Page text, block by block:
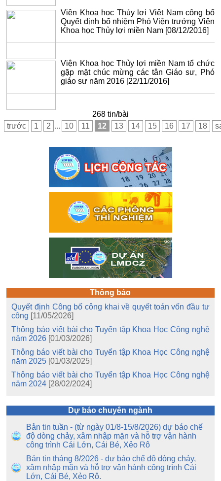
Viện Khoa học Thủy lợi Việt Nam công bố
Quyết định bổ nhiệm Phó Viện trưởng Viện
Khoa học Thủy lợi miền Nam [08/12/2016]
Viện Khoa học Thủy lợi miền Nam tổ chức
gặp mặt chúc mừng các tân Giáo sư, Phó
giáo sư năm 2016 [22/11/2016]
268 tin/bài
trước
1 2 ... 10 11 12 13 14 15 16 17 18
Thông báo
Quyết định Công bố công khai về quyết toán vốn đầu tư
công [11/05/2026]
Thông báo viết bài cho Tuyển tập Khoa Học Công nghệ
năm 2026 [01/03/2026]
Thông báo viết bài cho Tuyển tập Khoa Học Công nghệ
năm 2025 [01/03/2025]
Thông báo viết bài cho Tuyển tập Khoa Học Công nghệ
năm 2024 [28/02/2024]
Dự báo chuyên ngành
Bản tin tuần - (từ ngày 01/8-15/8/2026) dự báo chế
độ dòng chảy, xâm nhập mặn và hỗ trợ vận hành
công trình Cái Lớn, Cái Bé, Xẻo Rô
Bản tin tháng 8/2026 - dự báo chế độ dòng chảy,
xâm nhập mặn và hỗ trợ vận hành công trình Cái
Lớn, Cái Bé, Xẻo Rô.